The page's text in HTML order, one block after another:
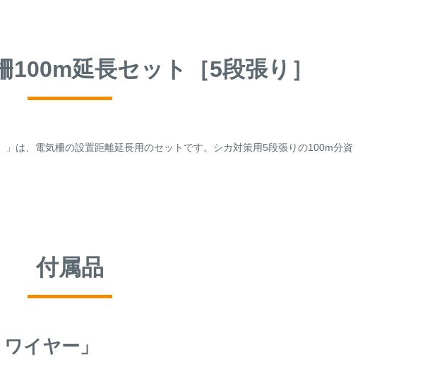
100m延長セット［5段張り］
」は、電気柵の設置距離延長用のセットです。シカ対策用5段張りの100m分資
付属品
イヤー」